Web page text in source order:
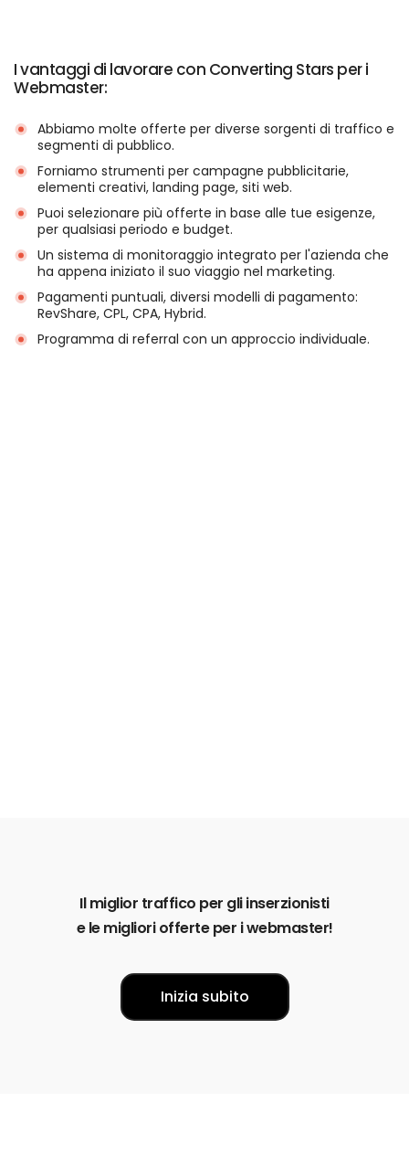
I vantaggi di lavorare con Converting Stars per i
Webmaster:
Abbiamo molte offerte per diverse sorgenti di traffico e
segmenti di pubblico.
Forniamo strumenti per campagne pubblicitarie,
elementi creativi, landing page, siti web.
Puoi selezionare più offerte in base alle tue esigenze,
per qualsiasi periodo e budget.
Un sistema di monitoraggio integrato per l'azienda che
ha appena iniziato il suo viaggio nel marketing.
Pagamenti puntuali, diversi modelli di pagamento:
RevShare, CPL, CPA, Hybrid.
Programma di referral con un approccio individuale.
Il miglior traffico per gli inserzionisti
e le migliori offerte per i webmaster!
Inizia subito